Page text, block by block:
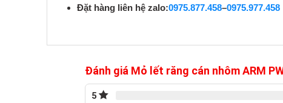
Đặt hàng liên hệ zalo:0975.877.458–0975.977.458
Đánh giá Mỏ lết răng cán nhôm ARM
5